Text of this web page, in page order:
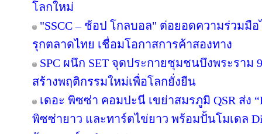
โลกใหม่
"SSCC – ช้อป โกลบอล" ต่อยอดความร่วมมื
รุกตลาดไทย เชื่อมโอกาสการค้าสองทาง
SPC ผนึก SET จุดประกายชุมชนบึงพระรา
สร้างพฤติกรรมใหม่เพื่อโลกยั่งยืน
เดอะ พิซซ่า คอมปะนี เขย่าสมรภูมิ QSR ส่ง
พิซซ่ายาว และทาร์ตไข่ยาว พร้อมปั้นโมเดล